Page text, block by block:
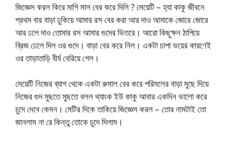
জিজ্ঞেস করল কিরে মাগি মাল বের করে দিলি ? মেয়েটি – হ্যা কাকু জীবনে
প্রথম বার বাড়া ঢুকিয়ে আমার রস বের করা আর দাও আমাকে জোরে জোরে
আর ঢলে দাও তোমার রস আমার গুদের ভিতরে। আরো কিছুক্ষন ঠাপিয়ে
ব্রিজ ঢেলে দিল ওর গুদে। বাড়া বের করে নিল। একটা চাপা ভয়ের কারণেই
ওর তাড়াতাড়ি বীর্য বেরিয়ে গেল।
মেয়েটি নিজের ব্যাগ থেকে একটা রুমাল বের করে পরিমলের বাড়া মুছে দিয়ে
নিজের গুদ মুছতে মুছতে বলল থ্যাংক ইউ কাকু আবার একদিন ভালো করে
চুদে দেবে কেমন। মেটির দিকে তাকিয়ে জিজ্ঞেস করল – তোর নামটাই তো
জানলাম না রে কিন্তু তোকে চুদে দিলাম।